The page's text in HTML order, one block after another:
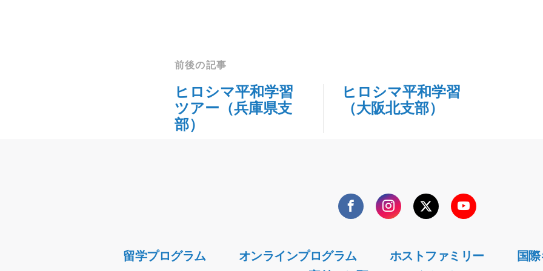
前後の記事
ヒロシマ平和学習
ツアー（兵庫県支
部）
ヒロシマ平和学習
（大阪北支部）
FacebookInstagramTwitterYouTube
留学プログラム オンラインプログラム ホストファミリー 国